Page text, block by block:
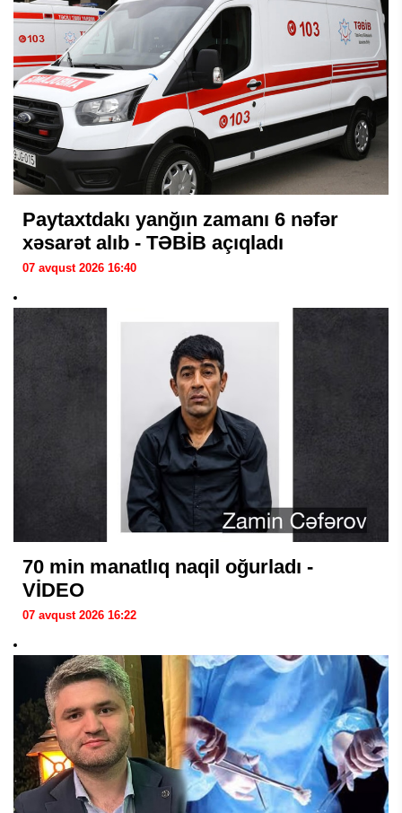
Paytaxtdakı yanğın zamanı 6 nəfər
xəsarət alıb - TƏBİB açıqladı
07 avqust 2026 16:40
70 min manatlıq naqil oğurladı -
VİDEO
07 avqust 2026 16:22